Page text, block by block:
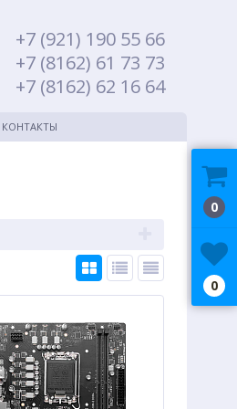
+7 (921) 190 55 66
+7 (8162) 61 73 73
+7 (8162) 62 16 64
КОНТАКТЫ
0
0